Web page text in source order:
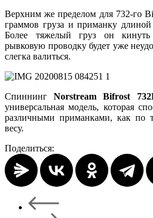
Верхним же пределом для 732-го
граммов груза и приманку
Более тяжелый груз он
рывковую проводку будет уже
слегка валиться.
СпиннингNorstream Bifrost
универсальная модель, которая
различными приманками, как по
весу.
Поделиться: